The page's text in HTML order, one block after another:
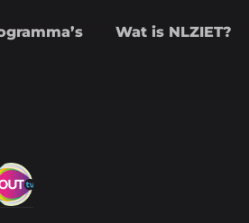
Wat is NLZIET?